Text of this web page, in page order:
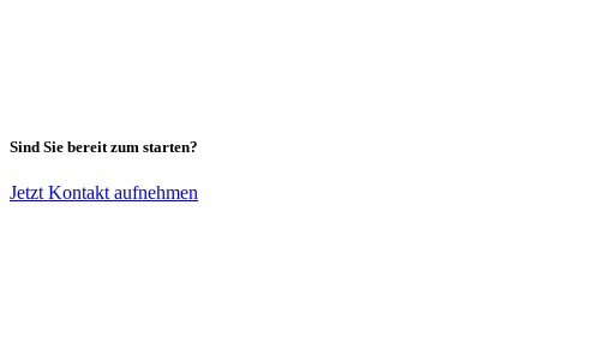
Sind Sie bereit zum starten?
Jetzt Kontakt aufnehmen